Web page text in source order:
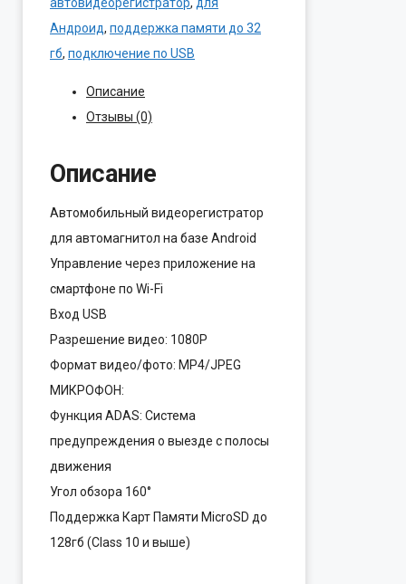
Fi
F1
до32Gb/160гр/ADAS
Андроид, поддержка памяти до 32
гб, подключение по USB
Описание
Отзывы (0)
Описание
Автомобильный видеорегистратор
для автомагнитол на базе Android
Управление через приложение на
смартфоне по Wi-Fi
Вход USB
Разрешение видео: 1080P
Формат видео/фото: MP4/JPEG
МИКРОФОН:
Функция ADAS: Система
предупреждения о выезде с полосы
движения
Угол обзора 160°
Поддержка Карт Памяти MicroSD до
128гб (Class 10 и выше)